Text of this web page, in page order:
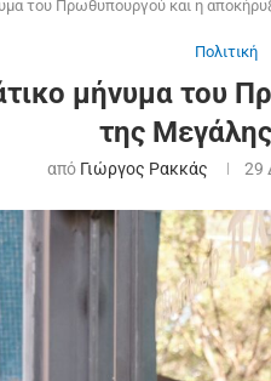
του Πρωθυπουργού και η
Πολιτική
μήνυμα του
της
από Γιώργος Ρακκάς 29